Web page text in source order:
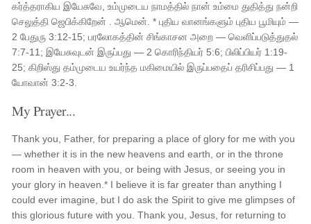
கர்த்தராகிய இயேசுவே, உம்முடைய நாமத்தில் நான் உம்மை துதித்து நன்றி
செலுத்தி ஜெபிக்கிறேன் . ஆமென். * புதிய வானங்களும் புதிய பூமியும் —
2 பேதுரு 3:12-15; பரலோகத்தின் சிங்காசன அறை — வெளிப்படுத்துதல்
7:7-11; இயேசுவுடன் இருப்பது — 2 கொரிந்தியர் 5:6; பிலிப்பியர் 1:19-
25; கிறிஸ்து தம்முடைய உயர்ந்த மகிமையில் இருப்பதைப் தரிசிப்பது — 1
யோவான் 3:2-3.
My Prayer...
Thank you, Father, for preparing a place of glory for me with you
— whether it is in the new heavens and earth, or in the throne
room in heaven with you, or being with Jesus, or seeing you in
your glory in heaven.* I believe it is far greater than anything I
could ever imagine, but I do ask the Spirit to give me glimpses of
this glorious future with you. Thank you, Jesus, for returning to